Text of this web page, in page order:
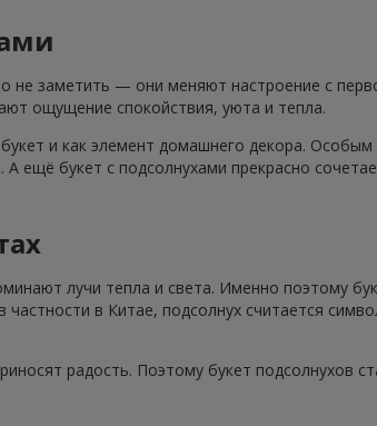
заметить — они меняют настроение с
ощущение спокойствия, уюта и тепла.
и как элемент домашнего декора.
ещё букет с подсолнухами прекрасно
лучи тепла и света. Именно поэтому
в Китае, подсолнух считается
радость. Поэтому букет подсолнухов